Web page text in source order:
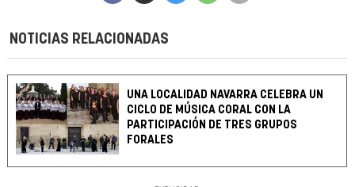
NOTICIAS RELACIONADAS
UNA LOCALIDAD NAVARRA CELEBRA UN
CICLO DE MÚSICA CORAL CON LA
PARTICIPACIÓN DE TRES GRUPOS
FORALES